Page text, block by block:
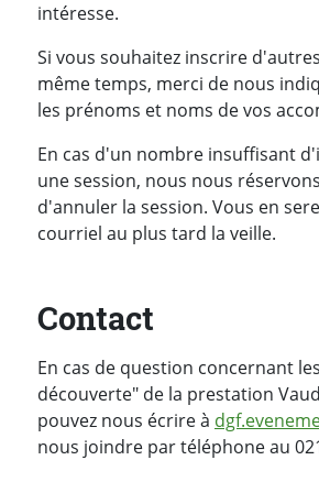
intéresse.
Si vous souhaitez inscrire
même temps, merci de nous
les prénoms et noms de vos
En cas d'un nombre insuffisant
une session, nous nous
d'annuler la session. Vous en
courriel au plus tard la veille.
Contact
En cas de question concernant
découverte" de la prestation
pouvez nous écrire à
nous joindre par téléphone au